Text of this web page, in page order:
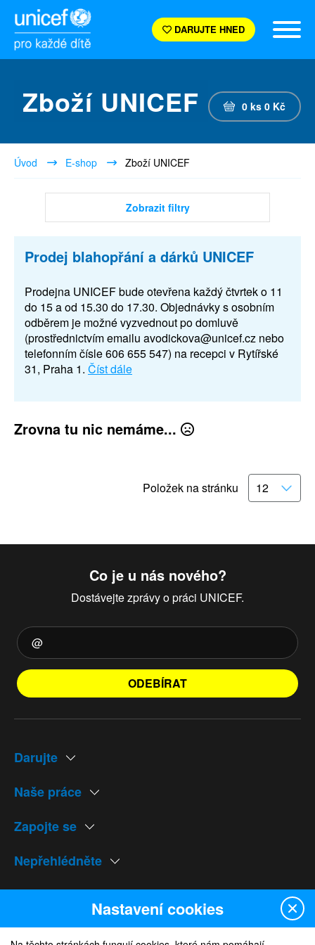
DARUJTE HNED
Zboží UNICEF 0 ks 0 Kč
Úvod E-shop Zboží UNICEF
Zobrazit filtry
Prodej blahopřání a dárků UNICEF
Prodejna UNICEF bude otevřena každý čtvrtek o 11
do 15 a od 15.30 do 17.30. Objednávky s osobním
odběrem je možné vyzvednout po domluvě
(prostřednictvím emailu avodickova@unicef.cz nebo
telefonním čísle 606 655 547) na recepci v Rytířské
31, Praha 1. Číst dále
Zrovna tu nic nemáme...
Položek na stránku
Co je u nás nového?
Dostávejte zprávy o práci UNICEF.
ODEBÍRAT
Darujte
Naše práce
Zapojte se
Nepřehlédněte
Naše weby
Nastavení cookies